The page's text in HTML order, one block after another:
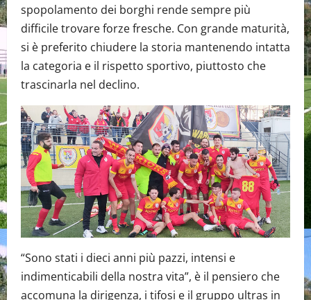
spopolamento dei borghi rende sempre più
difficile trovare forze fresche. Con grande maturità,
si è preferito chiudere la storia mantenendo intatta
la categoria e il rispetto sportivo, piuttosto che
trascinarla nel declino.
“Sono stati i dieci anni più pazzi, intensi e
indimenticabili della nostra vita”, è il pensiero che
accomuna la dirigenza, i tifosi e il gruppo ultras in